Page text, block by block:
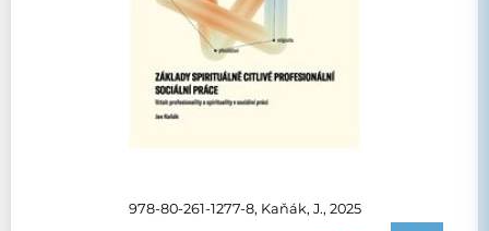
978-80-261-1277-8, Kaňák, J., 2025